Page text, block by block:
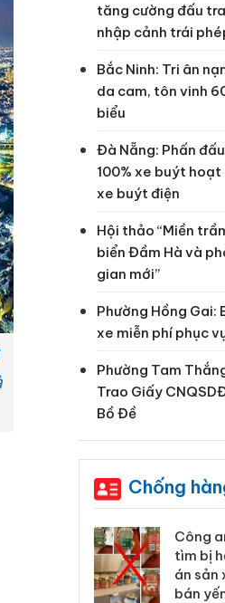
tăng cường đấu
nhập cảnh trái
Bắc Ninh: Tri ân
da cam, tôn vinh
biểu
Đà Nẵng: Phấn
100% xe buýt
xe buýt điện
Hội thảo “Miền
biển Đầm Hà và
gian mới”
Phường Hồng Gai:
xe miễn phí phục
Phường Tam
Trao Giấy
Bồ Đề
Chống
sào giả
Lào
phạm
trong